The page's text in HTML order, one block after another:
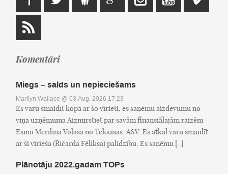
Komentāri
Miegs – salds un nepieciešams
Marilyn Wallace @ 03.Aug, 2026 17:23
Es varu smaidīt kopā ar šo vīrieti, es saņēmu aizdevumu no
viņa uzņēmuma Aizmirstiet par savām finansiālajām raizēm
Esmu Merilina Volasa no Teksasas, ASV. Es atkal varu smaidīt
ar šī vīrieša (Ričarda Fēliksa) palīdzību. Es saņēmu [..]
Plānotāju 2022.gadam TOPs